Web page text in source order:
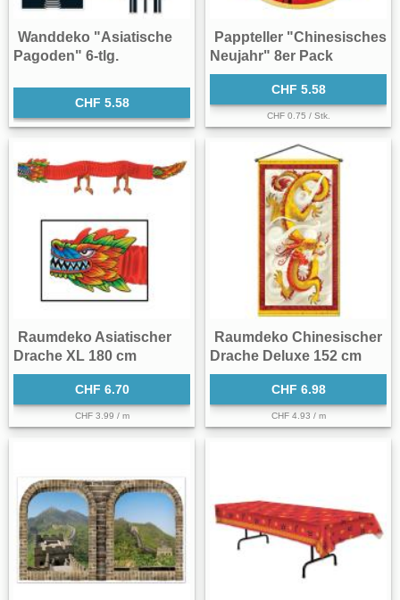
Wanddeko "Asiatische
Pagoden" 6-tlg.
CHF 5.58
Pappteller "Chinesisches
Neujahr" 8er Pack
CHF 5.58
CHF 0.75 / Stk.
Raumdeko Asiatischer
Drache XL 180 cm
CHF 6.70
CHF 3.99 / m
Raumdeko Chinesischer
Drache Deluxe 152 cm
CHF 6.98
CHF 4.93 / m